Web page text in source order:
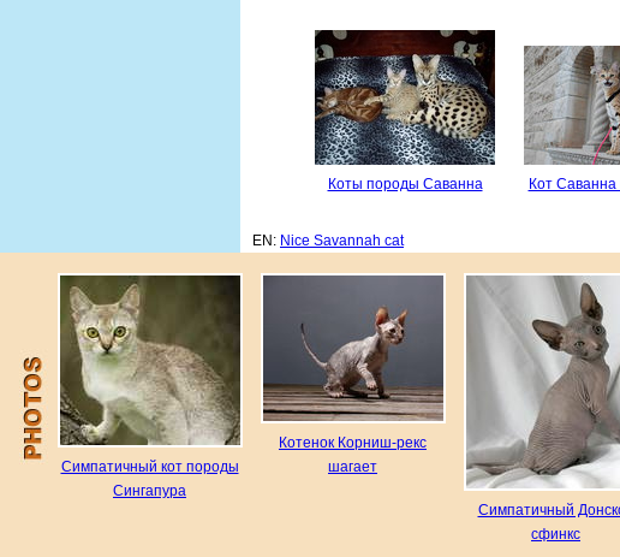
Коты породы Саванна Кот Саванна
EN: Nice Savannah cat
Симпатичный кот породы
Сингапура
Котенок Корниш-рекс
шагает
Симпатичный
сфинкс